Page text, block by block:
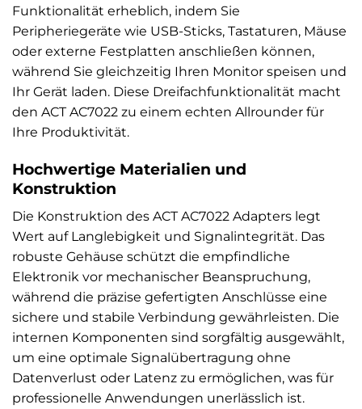
Funktionalität erheblich, indem Sie
Peripheriegeräte wie USB-Sticks, Tastaturen, Mäuse
oder externe Festplatten anschließen können,
während Sie gleichzeitig Ihren Monitor speisen und
Ihr Gerät laden. Diese Dreifachfunktionalität macht
den ACT AC7022 zu einem echten Allrounder für
Ihre Produktivität.
Hochwertige Materialien und
Konstruktion
Die Konstruktion des ACT AC7022 Adapters legt
Wert auf Langlebigkeit und Signalintegrität. Das
robuste Gehäuse schützt die empfindliche
Elektronik vor mechanischer Beanspruchung,
während die präzise gefertigten Anschlüsse eine
sichere und stabile Verbindung gewährleisten. Die
internen Komponenten sind sorgfältig ausgewählt,
um eine optimale Signalübertragung ohne
Datenverlust oder Latenz zu ermöglichen, was für
professionelle Anwendungen unerlässlich ist.